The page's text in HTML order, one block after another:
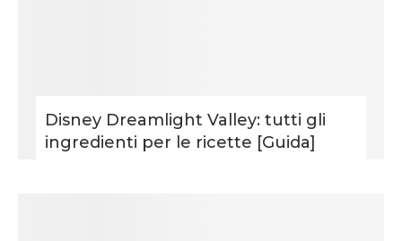
Disney Dreamlight Valley: tutti gli
ingredienti per le ricette [Guida]